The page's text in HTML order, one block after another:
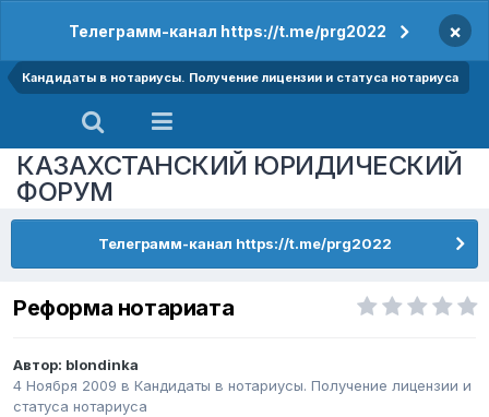
Телеграмм-канал https://t.me/prg2022 ×
Кандидаты в нотариусы. Получение лицензии и статуса нотариуса
КАЗАХСТАНСКИЙ ЮРИДИЧЕСКИЙ
ФОРУМ
Телеграмм-канал https://t.me/prg2022
Реформа нотариата
Автор: blondinka
4 Ноября 2009 в Кандидаты в нотариусы. Получение лицензии и
статуса нотариуса